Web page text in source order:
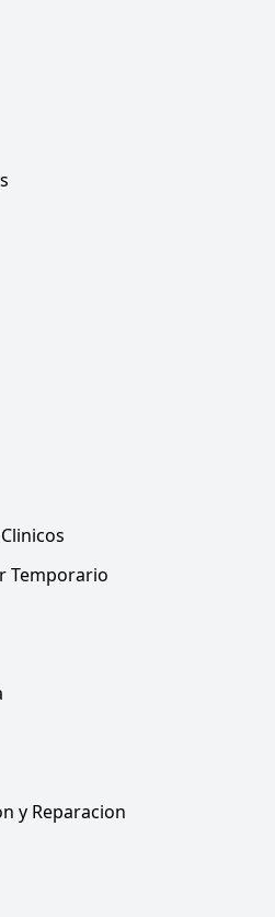
Temporario
y Reparacion